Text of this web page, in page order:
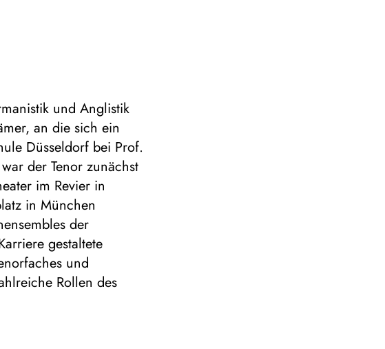
und Anglistik
an die sich ein
Düsseldorf bei Prof.
der Tenor zunächst
im Revier in
in München
der
gestaltete
und
Rollen des